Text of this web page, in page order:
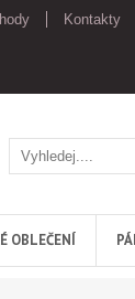
Kontakty
OBLEČENÍ